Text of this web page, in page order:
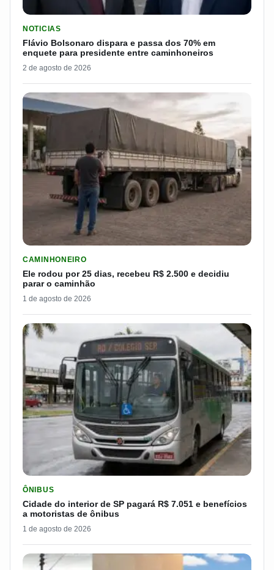
NOTICIAS
Flávio Bolsonaro dispara e passa dos 70% em
enquete para presidente entre caminhoneiros
2 de agosto de 2026
CAMINHONEIRO
Ele rodou por 25 dias, recebeu R$ 2.500 e decidiu
parar o caminhão
1 de agosto de 2026
ÔNIBUS
Cidade do interior de SP pagará R$ 7.051 e benefícios
a motoristas de ônibus
1 de agosto de 2026